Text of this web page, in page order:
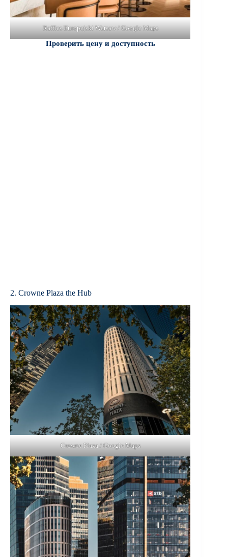
Raffles Europejski Warsaw / Google Maps
Проверить цену и доступность
2. Crowne Plaza the Hub
Crowne Plaza / Google Maps